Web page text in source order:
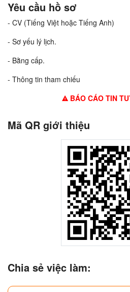
Yêu cầu hồ sơ
- CV (Tiếng Việt hoặc Tiếng Anh)
- Sơ yếu lý lịch.
- Bằng cấp.
- Thông tin tham chiếu
BÁO CÁO TIN
Mã QR giới thiệu
Chia sẻ việc làm: